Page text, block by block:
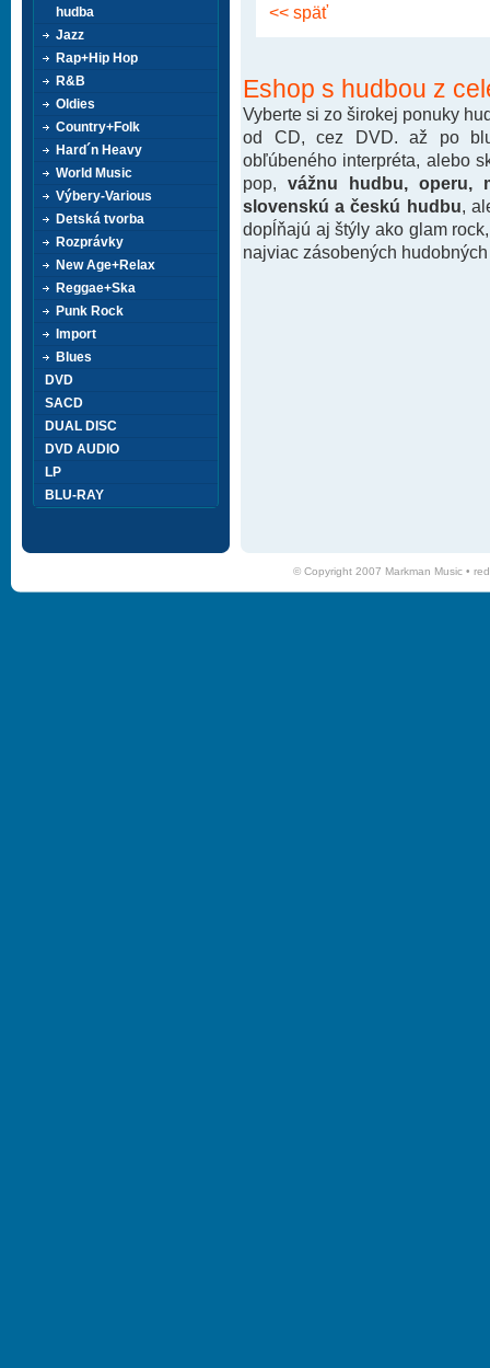
<< späť
Eshop s hudbou z
Vyberte si zo širokej ponuky
od CD, cez DVD. až po
obľúbeného interpréta, alebo
pop, vážnu hudbu, operu,
slovenskú a českú hudbu ,
dopĺňajú aj štýly ako glam
najviac zásobených
hudba
Jazz
Rap+Hip Hop
R&B
Oldies
Country+Folk
Hard´n Heavy
World Music
Výbery-Various
Detská tvorba
Rozprávky
New Age+Relax
Reggae+Ska
Punk Rock
Import
Blues
DVD
SACD
DUAL DISC
DVD AUDIO
LP
BLU-RAY
© Copyright 2007 Markman Music •